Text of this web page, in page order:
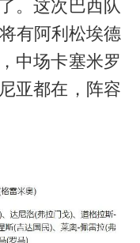
。这次巴西队
有阿利松埃德
中场卡塞米罗
亚都在，阵容